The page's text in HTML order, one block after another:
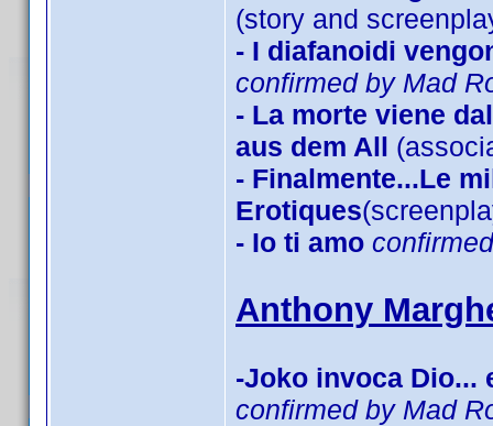
(story and
- I diafanoidi
confirmed by Mad
- La morte viene
aus dem All
- Finalmente...Le
Erotiques
- Io ti amo
Anthony
-Joko invoca
confirmed by Mad